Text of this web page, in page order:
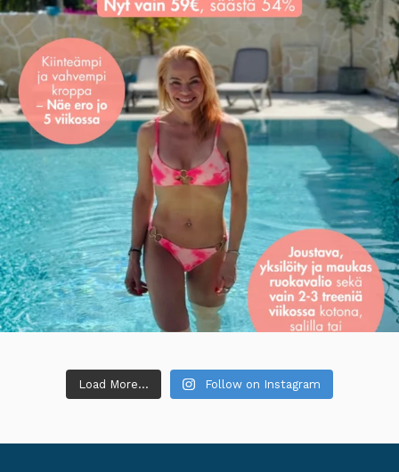
Load More... Follow on Instagram